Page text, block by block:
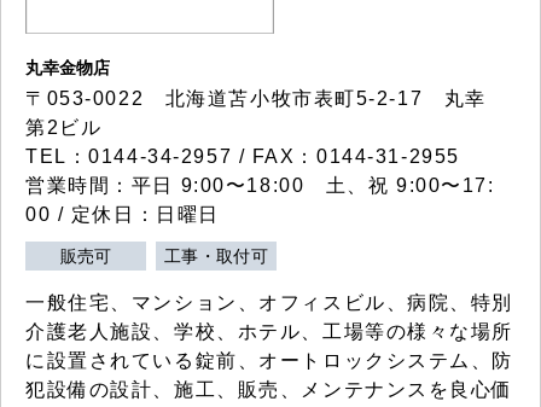
丸幸金物店
〒053-0022 北海道苫小牧市表町5-2-17 丸幸
第2ビル
TEL：0144-34-2957 / FAX：0144-31-2955
営業時間：平日 9:00〜18:00 土、祝 9:00〜17:
00 / 定休日：日曜日
販売可 工事・取付可
一般住宅、マンション、オフィスビル、病院、特別
介護老人施設、学校、ホテル、工場等の様々な場所
に設置されている錠前、オートロックシステム、防
犯設備の設計、施工、販売、メンテナンスを良心価